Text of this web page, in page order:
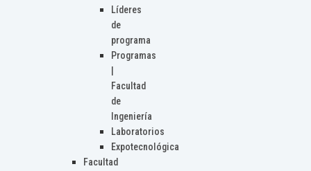
Líderes
de
programa
Programas
Facultad
de
Ingeniería
Laboratorios
Expotecnológica
Facultad